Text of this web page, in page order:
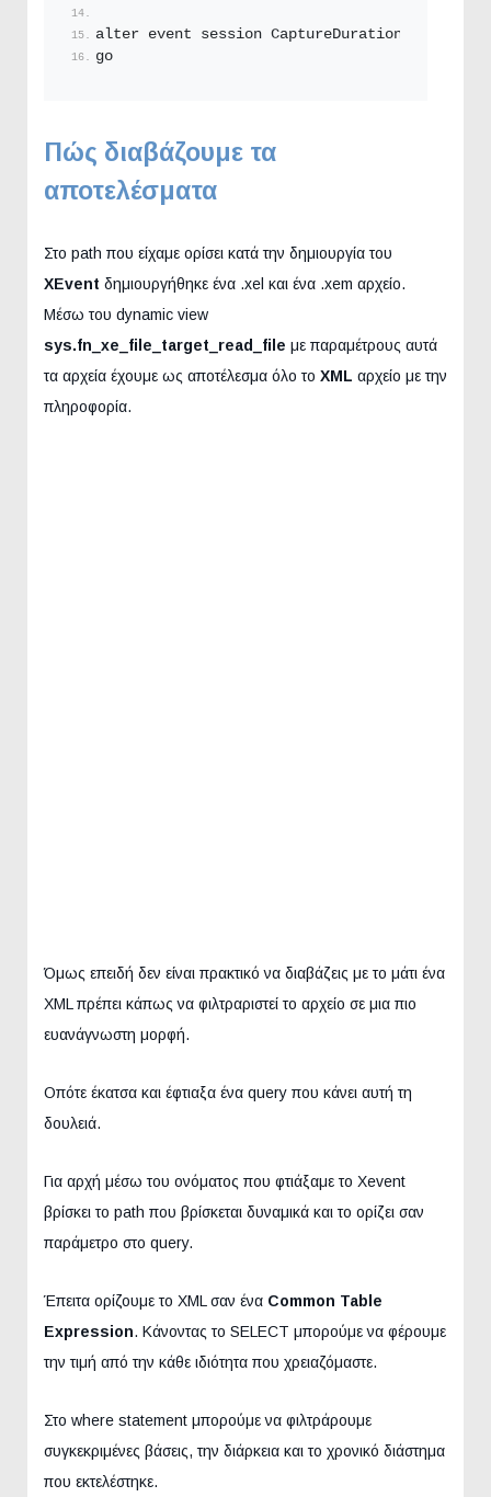
alter event session CaptureDuration on
go
Πώς διαβάζουμε τα
αποτελέσματα
Στο path που είχαμε ορίσει κατά την δημιουργία του
XEvent δημιουργήθηκε ένα .xel και ένα .xem αρχείο.
Μέσω του dynamic view
sys.fn_xe_file_target_read_file με παραμέτρους αυτά
τα αρχεία έχουμε ως αποτέλεσμα όλο το XML αρχείο με την
πληροφορία.
Όμως επειδή δεν είναι πρακτικό να διαβάζεις με το μάτι ένα
XML πρέπει κάπως να φιλτραριστεί το αρχείο σε μια πιο
ευανάγνωστη μορφή.
Οπότε έκατσα και έφτιαξα ένα query που κάνει αυτή τη
δουλειά.
Για αρχή μέσω του ονόματος που φτιάξαμε το Xevent
βρίσκει το path που βρίσκεται δυναμικά και το ορίζει σαν
παράμετρο στο query.
Έπειτα ορίζουμε το XML σαν ένα Common Table
Expression. Κάνοντας το SELECT μπορούμε να φέρουμε
την τιμή από την κάθε ιδιότητα που χρειαζόμαστε.
Στο where statement μπορούμε να φιλτράρουμε
συγκεκριμένες βάσεις, την διάρκεια και το χρονικό διάστημα
που εκτελέστηκε.